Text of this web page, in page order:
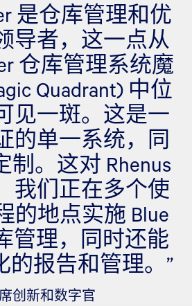
是仓库管理和优
导者，这一点从
仓库管理系统魔
Quadrant) 中位
见一斑。这是一
的单一系统，同
制。这对 Rhenus
我们正在多个使
的地点实施 Blue
管理，同时还能
的报告和管理。”
创新和数字官